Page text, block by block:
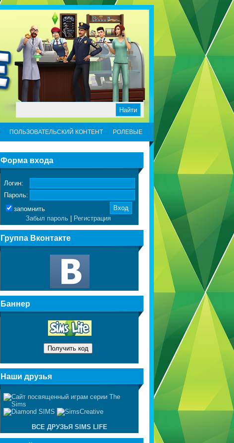
ПОЛЬЗОВАТЕЛЬСКИЙ КОНТЕНТ РОЛЕВЫЕ
Форма входа
Логин:
Пароль:
запомнить
Забыл пароль| Регистрация
Группа Вконтакте
Баннер
Наши друзья
ВСЕ ДРУЗЬЯ SIMS LIFE